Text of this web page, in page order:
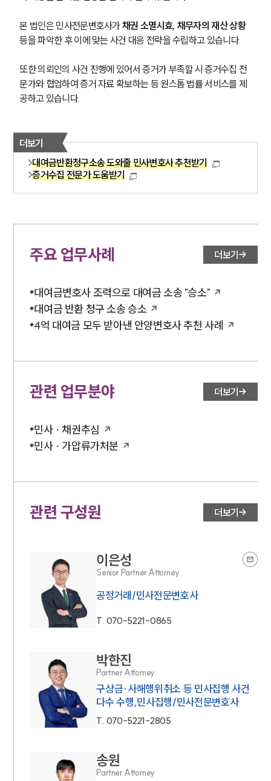
본 법인은 민사전문변호사가 채권 소멸시효, 채무자의 재산 상황
등을 파악한 후 이에 맞는 사건 대응 전략을 수립하고 있습니다.
또한 의뢰인의 사건 진행에 있어서 증거가 부족할 시 증거수집 전
문가와 협업하여 증거 자료 확보하는 등 원스톱 법률 서비스를 제
공하고 있습니다.
더보기
대여금반환청구소송 도와줄 민사변호사 추천받기
증거수집 전문가 도움받기
주요 업무사례 더보기
대여금변호사 조력으로 대여금 소송 "승소"
대여금 반환 청구 소송 승소
4억 대여금 모두 받아낸 안양변호사 추천 사례
관련 업무분야 더보기
민사 · 채권추심
민사 · 가압류가처분
관련 구성원 더보기
이은성
Senior Partner Attorney
공정거래/민사전문변호사
T. 070-5221-0865
박한진
Partner Attorney
구상금·사해행위취소 등 민사집행 사건
다수 수행,민사집행/민사전문변호사
T. 070-5221-2805
송원
Partner Attorney